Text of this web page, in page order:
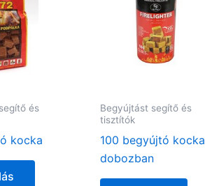
és
kocka
Begyújtást segítő és
tisztítók
100 begyújtó kocka
dobozban